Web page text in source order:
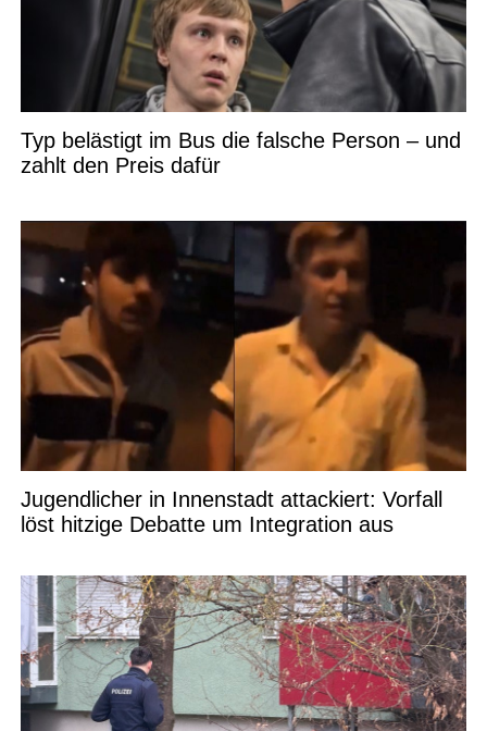
Typ belästigt im Bus die falsche Person – und
zahlt den Preis dafür
Jugendlicher in Innenstadt attackiert: Vorfall
löst hitzige Debatte um Integration aus